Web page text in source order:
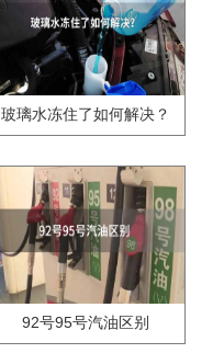
玻璃水冻住了如何解决？
92号95号汽油区别